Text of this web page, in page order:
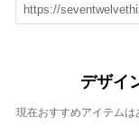
デザイ
現在おすすめアイテムは